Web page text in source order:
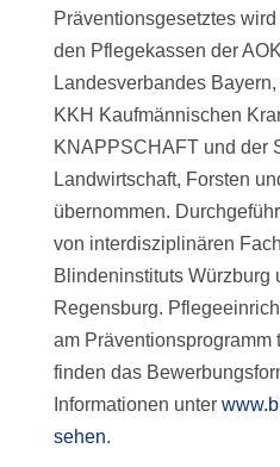
Präventionsgesetztes
den Pflegekassen der
Landesverbandes
KKH Kaufmännischen
KNAPPSCHAFT und der
Landwirtschaft, Forsten
übernommen.
von interdisziplinären
Blindeninstituts Würzburg
Regensburg.
am Präventionsprogramm
finden das
Informationen unter
sehen.